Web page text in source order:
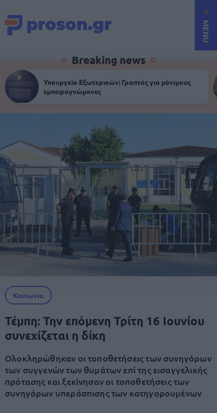
MENU
Breaking news
Υπουργείο Εξωτερικών: Γραπτός για μόνιμους
εμπειρογνώμονες
Κοινωνία
Τέμπη: Την επόμενη Τρίτη 16 Ιουνίου
συνεχίζεται η δίκη
Ολοκληρώθηκαν οι τοποθετήσεις των συνηγόρων
των συγγενών των θυμάτων επί της εισαγγελικής
πρότασης και ξεκίνησαν οι τοποθετήσεις των
συνηγόρων υπεράσπισης των κατηγορουμένων